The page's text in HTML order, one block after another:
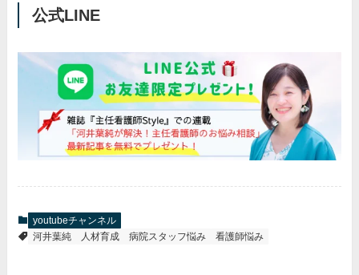
公式LINE
youtubeチャンネル
河井葉純
人材育成 病院スタッフ悩み 看護師悩み